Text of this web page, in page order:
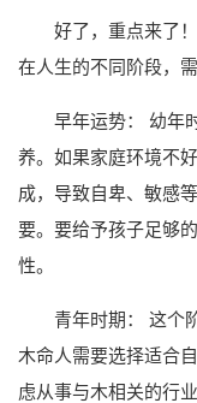
好了，重点来了
在人生的不同阶段，
早年运势： 幼年
养。如果家庭环境不
成，导致自卑、敏感
要。要给予孩子足够
性。
青年时期： 这个
木命人需要选择适合
虑从事与木相关的行